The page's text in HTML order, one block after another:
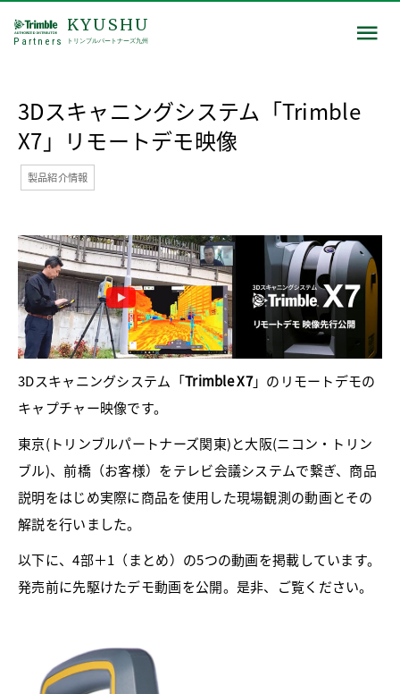
Partners
KYUSHU
トリンブルパートナーズ九州
3Dスキャニングシステム「Trimble
X7」リモートデモ映像
製品紹介情報
3Dスキャニングシステム「Trimble X7」のリモートデモの
キャプチャー映像です。
東京(トリンブルパートナーズ関東)と大阪(ニコン・トリン
ブル)、前橋（お客様）をテレビ会議システムで繋ぎ、商品
説明をはじめ実際に商品を使用した現場観測の動画とその
解説を行いました。
以下に、4部＋1（まとめ）の5つの動画を掲載しています。
発売前に先駆けたデモ動画を公開。是非、ご覧ください。